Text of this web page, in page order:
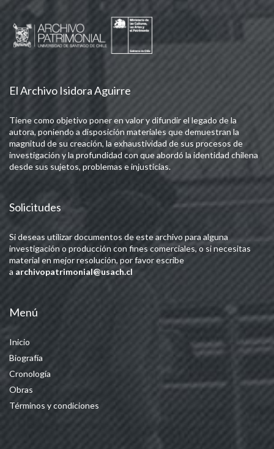
El Archivo Isidora Aguirre
Tiene como objetivo poner en valor y difundir el legado de la
autora, poniendo a disposición materiales que demuestran la
magnitud de su creación, la exhaustividad de sus procesos de
investigación y la profundidad con que abordó la identidad chilena
desde sus sujetos, problemas e injusticias.
Solicitudes
Si deseas utilizar documentos de este archivo para alguna
investigación o producción con fines comerciales, o si necesitas
material en mejor resolución, por favor escribe
a archivopatrimonial@usach.cl
Menú
Inicio
Biografía
Cronología
Obras
Términos y condiciones